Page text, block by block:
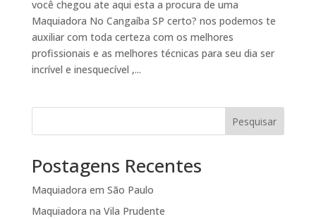
você chegou ate aqui esta a procura de uma
Maquiadora No Cangaíba SP certo? nos podemos te
auxiliar com toda certeza com os melhores
profissionais e as melhores técnicas para seu dia ser
incrível e inesquecível ,...
Pesquisar
Postagens Recentes
Maquiadora em São Paulo
Maquiadora na Vila Prudente